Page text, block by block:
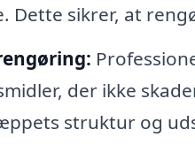
Dette sikrer, at
der ikke
struktur og